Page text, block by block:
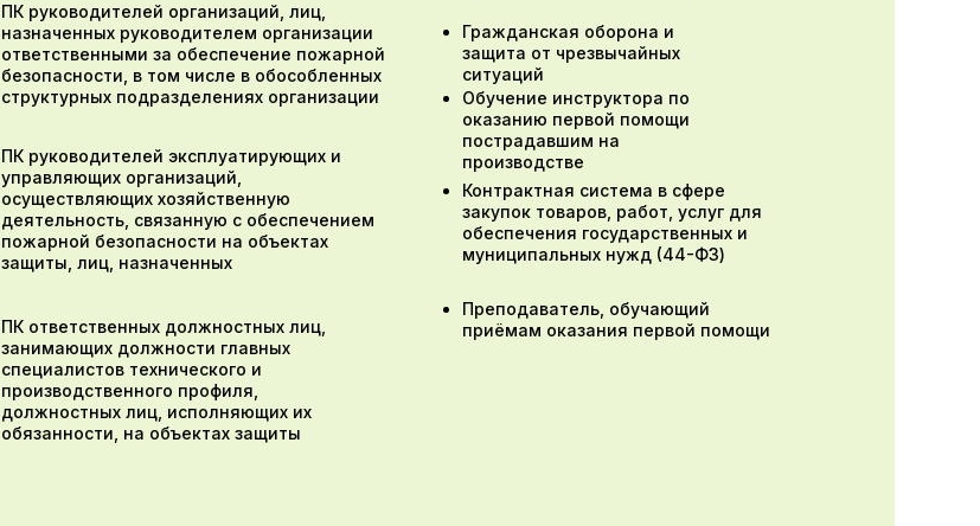
ПК руководителей организаций, лиц,
назначенных руководителем организации
ответственными за обеспечение пожарной
безопасности, в том числе в обособленных
структурных подразделениях организации
ПК руководителей эксплуатирующих и
управляющих организаций,
осуществляющих хозяйственную
деятельность, связанную с обеспечением
пожарной безопасности на объектах
защиты, лиц, назначенных
ПК ответственных должностных лиц,
занимающих должности главных
специалистов технического и
производственного профиля,
должностных лиц, исполняющих их
обязанности, на объектах защиты
Гражданская оборона и
защита от чрезвычайных
ситуаций
Обучение инструктора по
оказанию первой помощи
пострадавшим на
производстве
Контрактная система в сфере
закупок товаров, работ, услуг для
обеспечения государственных и
муниципальных нужд (44-ФЗ)
Преподаватель, обучающий
приёмам оказания первой помощи